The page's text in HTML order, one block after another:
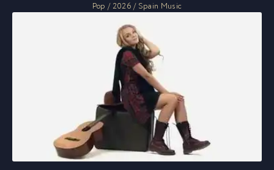
Pop / 2026 / Spain Music